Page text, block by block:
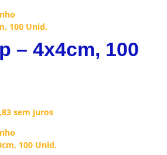
– 4x4cm, 100
sem juros